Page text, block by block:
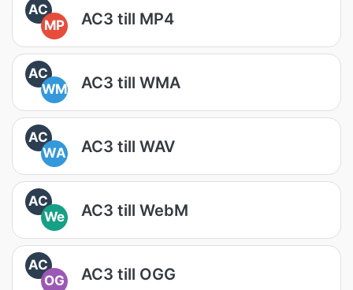
AC
MP
AC3 till MP4
AC
WM
AC3 till WMA
AC
WA
AC3 till WAV
AC
We
AC3 till WebM
AC
OG
AC3 till OGG